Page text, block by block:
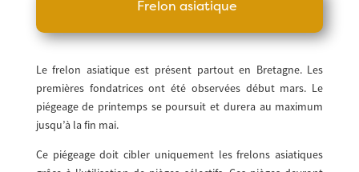
Frelon asiatique
Le frelon asiatique est présent partout en Bretagne. Les
premières fondatrices ont été observées début mars. Le
piégeage de printemps se poursuit et durera au maximum
jusqu’à la fin mai.
Ce piégeage doit cibler uniquement les frelons asiatiques